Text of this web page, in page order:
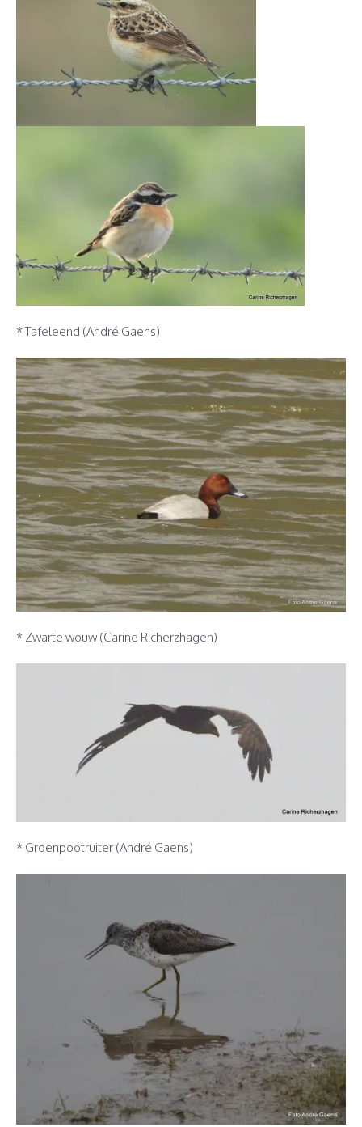
* Tafeleend (André Gaens)
* Zwarte wouw (Carine Richerzhagen)
* Groenpootruiter (André Gaens)